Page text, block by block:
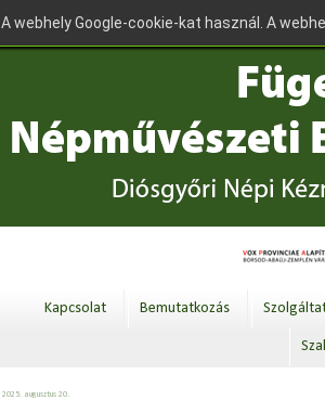
Kapcsolat Bemutatkozás
2025. augusztus 20.
A webhely Google-cookie-kat használ. A